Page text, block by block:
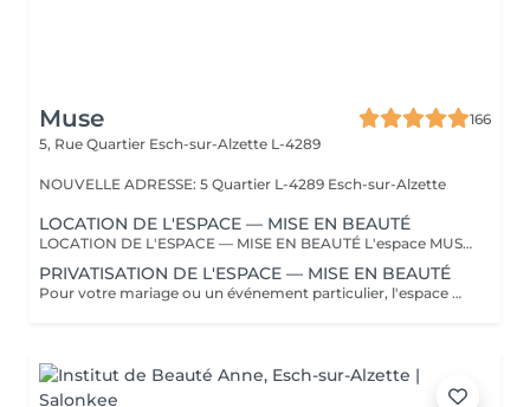
Muse
166
5, Rue Quartier Esch-sur-Alzette L-4289
NOUVELLE ADRESSE: 5 Quartier L-4289 Esch-sur-Alzette
LOCATION DE L'ESPACE — MISE EN BEAUTÉ
LOCATION DE L'ESPACE — MISE EN BEAUTÉ L'espace MUSE peut être mis à disposition pour votre préparation beauté à l'occasion d'un mariage ou de tout autre événement. La réservation comprend uniquement la mise à disposition de l'espace. Les prestations de coiffure et de maquillage ne sont pas incluses et sont réalisées par vos propres prestataires extérieurs. Pour chaque réservation, sont autorisés au maximum : * 1 prestataire coiffure * 1 prestataire maquillage Les prestataires présents doivent obligatoirement être communiqués et identifiés au moment de la réservation. Toute autre personne ou tout prestataire supplémentaire devra faire l'objet d'un accord préalable. La location est prévue pour une durée minimale de 2 heures. Toute durée supplémentaire au-delà du créneau réservé sera facturée. Important : la location de l'espace n'inclut pas sa privatisation. MUSE reste en activité et d'autres clientes peuvent être présentes pendant votre créneau.
PRIVATISATION DE L'ESPACE — MISE EN BEAUTÉ
Pour votre mariage ou un événement particulier, l'espace MUSE peut être entièrement privatisé afin de profiter de votre préparation en toute intimité. Pendant toute la durée de votre réservation, l'espace vous est exclusivement réservé et aucune autre cliente ne sera accueillie. La privatisation comprend uniquement la mise à disposition du lieu. Les prestations de coiffure et de maquillage sont réalisées par vos propres prestataires extérieurs. Sont autorisés au maximum : * 2 prestataire coiffure * 2 prestataire maquillage Les prestataires présents doivent être communiqués et identifiés à l'avance. Pour le confort de chacun et afin de préserver l'espace, la capacité est limitée à 8 personnes maximum, prestataires compris. Une capacité supérieure peut être envisagée selon la formule choisie et sur demande préalable. La privatisation est proposée pour une durée minimale de 3 heures. Toute durée supplémentaire au-delà du créneau réservé sera facturée.